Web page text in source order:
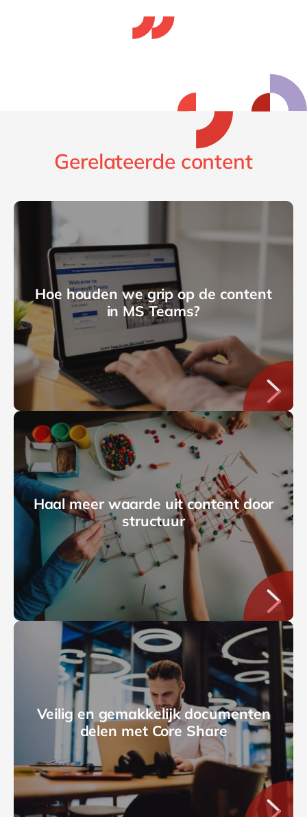
Gerelateerde content
Hoe houden we grip op de content
in MS Teams?
Haal meer waarde uit content door
structuur
Veilig en gemakkelijk documenten
delen met Core Share